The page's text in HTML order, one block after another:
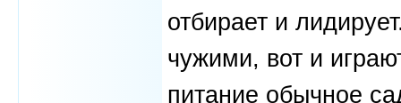
отбирает и
чужими, вот и
питание обычное